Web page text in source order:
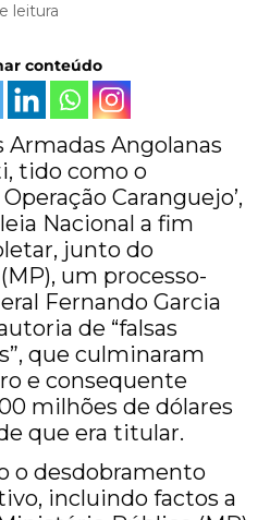
leitura
conteúdo
Armadas Angolanas
tido como o
Operação Caranguejo’,
Nacional a fim
junto do
um processo-
Fernando Garcia
de “falsas
que culminaram
e consequente
milhões de dólares
que era titular.
o desdobramento
incluindo factos a